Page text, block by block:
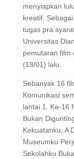
menyiapkan
kreatif.
tugas pra
Universitas
pemutaran film
(18/01) lalu.
Sebanyak 16
Komunikasi
lantai 1. Ke-16
Bukan
Kekuatanku, A
Museumku
Sekolahku